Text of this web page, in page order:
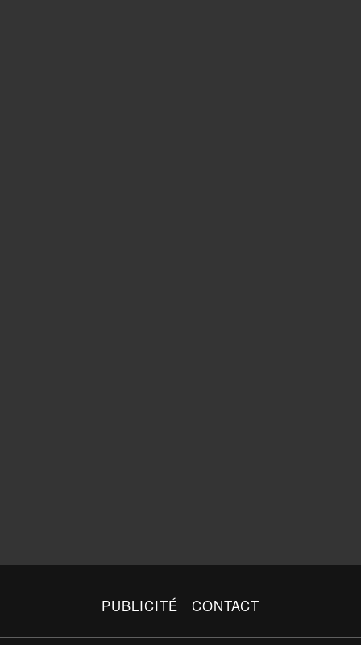
PUBLICITÉ CONTACT